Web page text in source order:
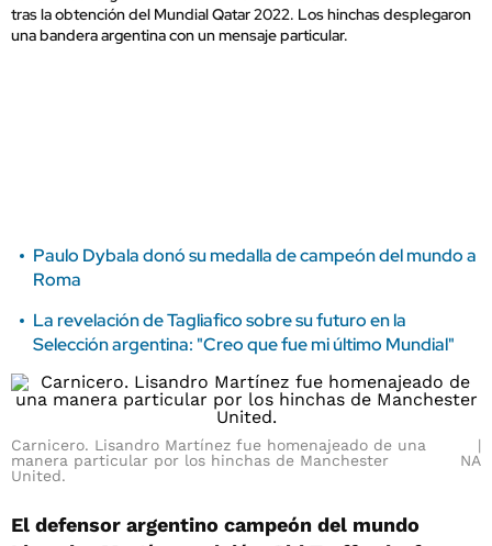
tras la obtención del Mundial Qatar 2022. Los hinchas desplegaron
una bandera argentina con un mensaje particular.
Paulo Dybala donó su medalla de campeón del mundo a
Roma
La revelación de Tagliafico sobre su futuro en la
Selección argentina: "Creo que fue mi último Mundial"
Carnicero. Lisandro Martínez fue homenajeado de una
manera particular por los hinchas de Manchester
United.
NA
El defensor argentino campeón del mundo